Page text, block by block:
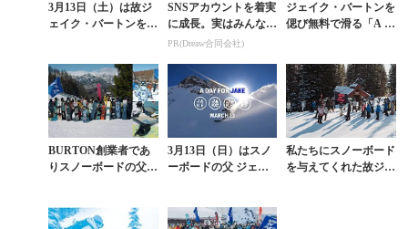
3月13日（土）は故ジ
ェイク・バートンを讃
SNSアカウントを着実
に成長。実はみんなコ
コ使ってます。
PR(Dreaw合同会社)
ジェイク・バートンを
偲び無料で滑る「A D
BURTON創業者であ
りスノーボードの父、
OR JAK...
3月13日（日）はスノ
ーボードの父 ジェイ
E」
私たちにスノーボード
を与えてくれた故ジェ